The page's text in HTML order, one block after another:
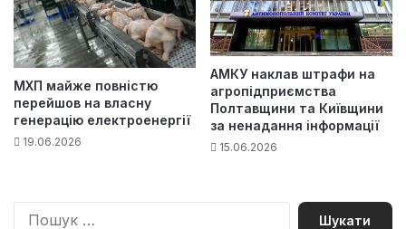
МХП майже повністю
перейшов на власну
генерацію електроенергії
19.06.2026
АМКУ наклав штрафи на
агропідприємства
Полтавщини та Київщини
за ненадання інформації
15.06.2026
П